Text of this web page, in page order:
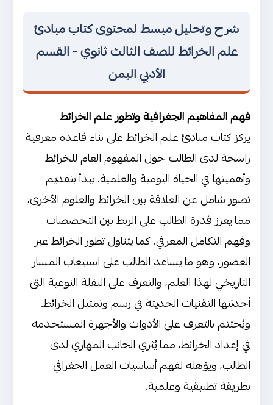
شرح وتحليل مبسط لمحتوى كتاب مبادئ
علم الخرائط للصف الثالث ثانوي - القسم
الأدبي اليمن
فهم المفاهيم الجغرافية وتطور علم الخرائط
يركز كتاب مبادئ علم الخرائط على بناء قاعدة معرفية
راسخة لدى الطالب حول المفهوم العام للخرائط
وأهميتها في الحياة اليومية والعلمية. يبدأ بتقديم
تصور شامل عن العلاقة بين الخرائط والعلوم الأخرى،
مما يعزز قدرة الطالب على الربط بين التخصصات
وفهم التكامل المعرفي. كما يتناول تطور الخرائط عبر
العصور، وهو ما يساعد الطالب على استيعاب المسار
التاريخي لهذا العلم، والتعرف على النقلة النوعية التي
أحدثتها التقنيات الحديثة في رسم وتمثيل الخرائط.
ويُختتم بالتعرف على الأدوات والأجهزة المستخدمة
في إعداد الخرائط، مما يُثري الجانب المهاري لدى
الطالب، ويؤهله لفهم أساسيات العمل الجغرافي
بطريقة تطبيقية وعلمية.